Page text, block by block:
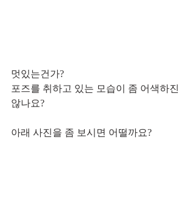
멋있는건가?
포즈를 취하고 있는 모습이 좀 어색하진
않나요?
아래 사진을 좀 보시면 어떨까요?